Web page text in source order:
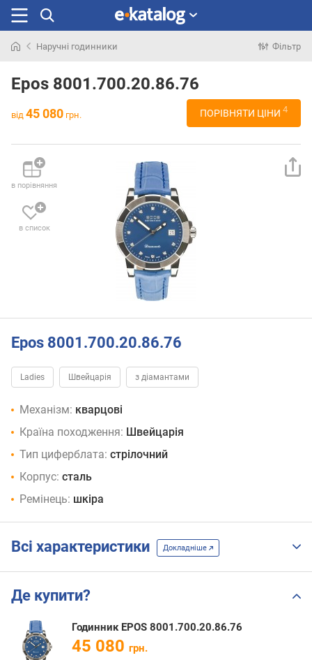
раніше
Наручні годинники Фільтр
Epos 8001.700.20.86.76
від 45 080 грн. ПОРІВНЯТИ ЦІНИ 4
в порівняння
в список
Epos 8001.700.20.86.76
Ladies Швейцарія з діамантами
Механізм: кварцові
Країна походження: Швейцарія
Тип циферблата: стрілочний
Корпус: сталь
Ремінець: шкіра
Всі характеристики Докладніше
Де купити?
Годинник EPOS 8001.700.20.86.76
45 080 грн.